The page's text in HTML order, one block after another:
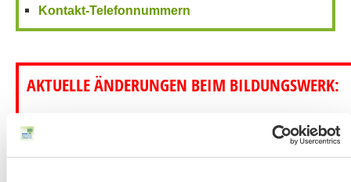
Kontakt-Telefonnummern
AKTUELLE ÄNDERUNGEN BEIM BILDUNGSWERK:
Aktuelle Änderungen bei unseren Exkursionen